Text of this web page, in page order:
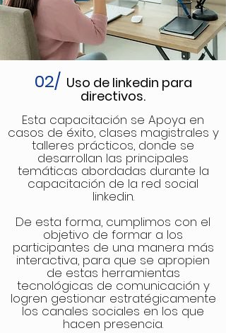
02/ Uso de linkedin para
directivos.
Esta capacitación se Apoya en
casos de éxito, clases magistrales y
talleres prácticos, donde se
desarrollan las principales
temáticas abordadas durante la
capacitación de la red social
linkedin.
De esta forma, cumplimos con el
objetivo de formar a los
participantes de una manera más
interactiva, para que se apropien
de estas herramientas
tecnológicas de comunicación y
logren gestionar estratégicamente
los canales sociales en los que
hacen presencia.